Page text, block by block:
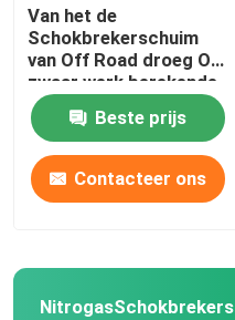
Van het de
Schokbrekerschuim
van Off Road droeg Op
zwaar werk berekende
Cel 40mm voor
VoertuigBeste prijs
Contacteer ons
NitrogasSchokbrekers